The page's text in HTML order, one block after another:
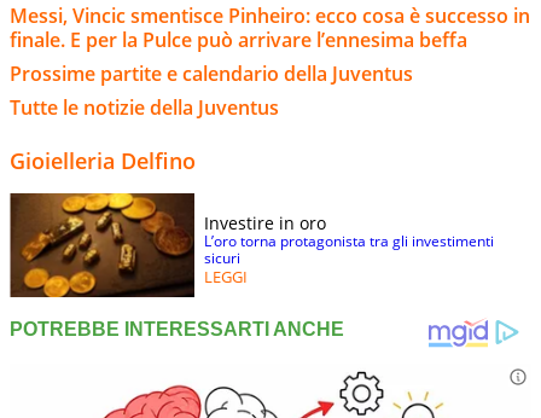
Messi, Vincic smentisce Pinheiro: ecco cosa è successo in
finale. E per la Pulce può arrivare l’ennesima beffa
Prossime partite e calendario della Juventus
Tutte le notizie della Juventus
Gioielleria Delfino
Investire in oro
L’oro torna protagonista tra gli investimenti
sicuri
LEGGI